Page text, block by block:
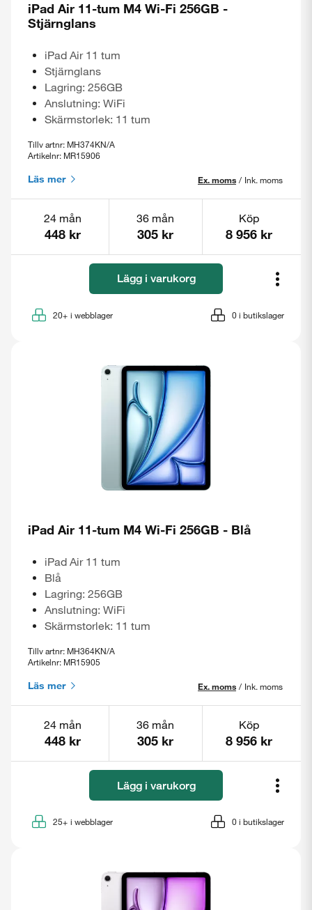
iPad Air 11-tum M4 Wi-Fi 256GB -
Stjärnglans
iPad Air 11 tum
Stjärnglans
Lagring: 256GB
Anslutning: WiFi
Skärmstorlek: 11 tum
Tillv artnr: MH374KN/A
Artikelnr: MR15906
Läs mer Ex. moms / Ink. moms
24 mån
448 kr
36 mån
305 kr
Köp
8 956 kr
Lägg i varukorg
20+ i webblager 0 i butikslager
iPad Air 11-tum M4 Wi-Fi 256GB - Blå
iPad Air 11 tum
Blå
Lagring: 256GB
Anslutning: WiFi
Skärmstorlek: 11 tum
Tillv artnr: MH364KN/A
Artikelnr: MR15905
Läs mer Ex. moms / Ink. moms
24 mån
448 kr
36 mån
305 kr
Köp
8 956 kr
Lägg i varukorg
25+ i webblager 0 i butikslager